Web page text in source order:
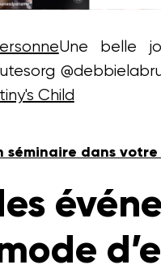
Une belle
Child
séminaire dans